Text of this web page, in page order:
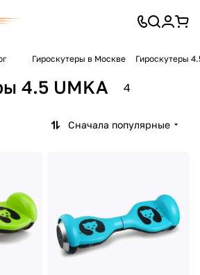
Гироскутеры в Москве Гироскутеры
4.5 UMKA 4
Сначала популярные